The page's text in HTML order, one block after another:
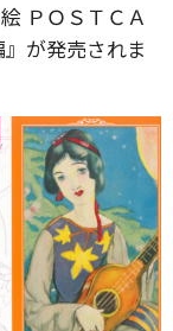
ＰＯＳＴＣＡ
が発売されま